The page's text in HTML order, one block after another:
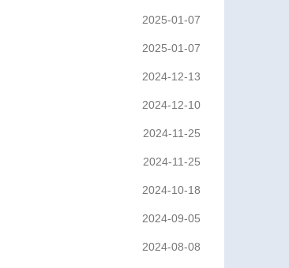
2025-01-07
2025-01-07
2024-12-13
2024-12-10
2024-11-25
2024-11-25
2024-10-18
2024-09-05
2024-08-08